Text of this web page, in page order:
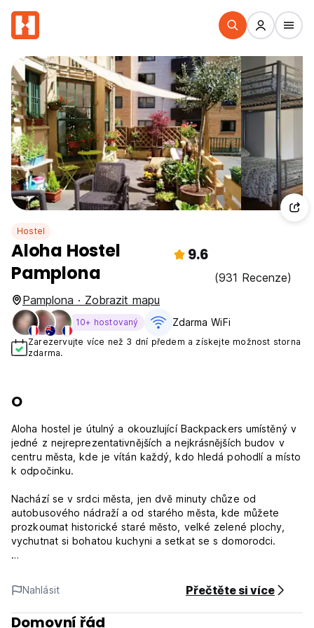
Hostel
Aloha Hostel
Pamplona
9.6
(931 Recenze)
Pamplona · Zobrazit mapu
10+ hostovaný Zdarma WiFi
Zarezervujte více než 3 dní předem a získejte možnost storna
zdarma.
O
Aloha hostel je útulný a okouzlující Backpackers umístěný v
jedné z nejreprezentativnějších a nejkrásnějších budov v
centru města, kde je vítán každý, kdo hledá pohodlí a místo
k odpočinku.
Nachází se v srdci města, jen dvě minuty chůze od
autobusového nádraží a od starého města, kde můžete
prozkoumat historické staré město, velké zelené plochy,
vychutnat si bohatou kuchyni a setkat se s domorodci.
Storno podmínky: 2 dny před příjezdem (48 hodin)
přijímáme zrušení e-mailu.
Nahlásit Přečtěte si více
Domovní řád